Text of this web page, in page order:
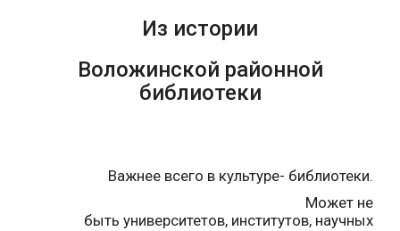
Из истории
Воложинской районной
библиотеки
Важнее всего в культуре- библиотеки.
Может не
быть университетов, институтов, научных